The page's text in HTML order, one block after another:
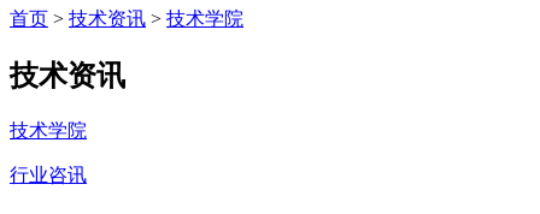
首页 > 技术资讯 > 技术学院
技术资讯
技术学院
行业咨讯